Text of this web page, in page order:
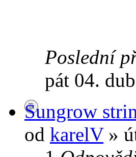
Poslední
pát 04.
Sungrow
od karelV»